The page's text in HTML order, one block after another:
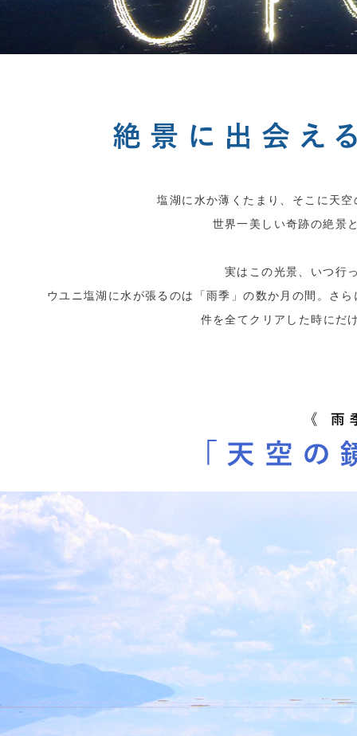
塩湖に水か薄くたまり、そこに天
世界一美しい奇跡の絶景
実はこの光景、いつ行
ウユニ塩湖に水が張るのは「雨季」の数か月の間。さ
件を全てクリアした時にだ